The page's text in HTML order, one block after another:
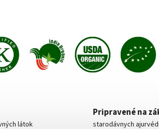
látok
Pripravené na
starodávnych